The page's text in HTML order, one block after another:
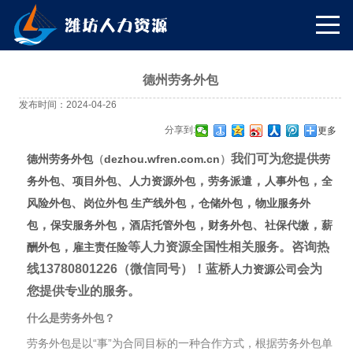
德州劳务外包
发布时间：2024-04-26
分享到: 更多
德州劳务外包（dezhou.wfren.com.cn） 我们可为您提供劳
务外包、 项目外包、 人力资源外包， 劳务派遣 ， 人事外包， 全
风险外包、 岗位外包生产线外包， 仓储外包， 物业服务外
包， 保安服务外包， 酒店托管外包， 财务外包、 社保代缴 ， 薪
酬外包， 雇主责任险等人力资源全国性相关服务。 咨询热
线13780801226（微信同号）
！蓝桥人力资源公司会为
您提供专业的服务。
什么是劳务外包？
劳务外包是以“事”为合同目标的一种合作方式，根据劳务外包单